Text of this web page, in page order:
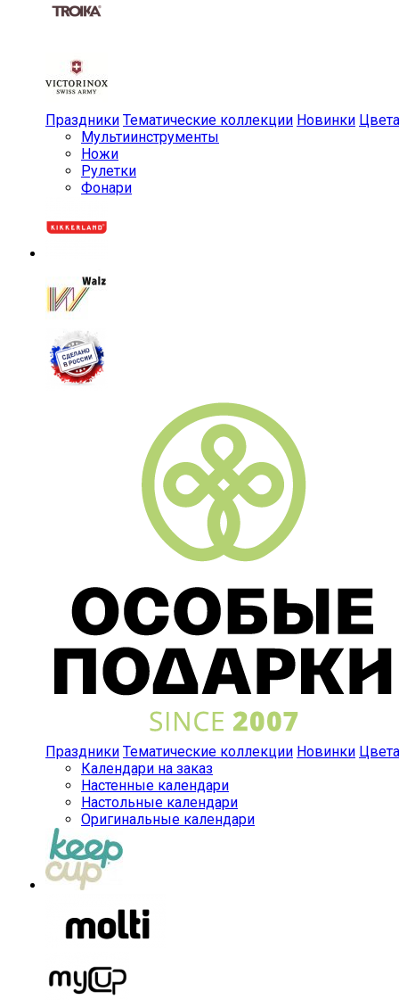
Праздники Тематические коллекции Новинки Цвета
Мульти­инструменты
Ножи
Рулетки
Фонари
Праздники Тематические коллекции Новинки Цвета
Календари на заказ
Настенные календари
Настольные календари
Оригинальные календари